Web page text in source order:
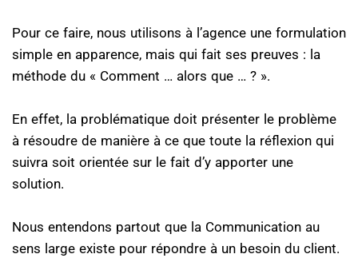
Pour ce faire, nous utilisons à l’agence une formulation
simple en apparence, mais qui fait ses preuves : la
méthode du « Comment … alors que … ? ».
En effet, la problématique doit présenter le problème
à résoudre de manière à ce que toute la réflexion qui
suivra soit orientée sur le fait d’y apporter une
solution.
Nous entendons partout que la Communication au
sens large existe pour répondre à un besoin du client.